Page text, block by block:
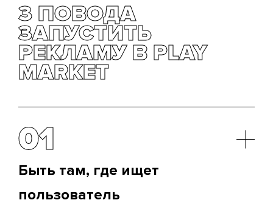
3 ПОВОДА
ЗАПУСТИТЬ
РЕКЛАМУ В PLAY
MARKET
01
Быть там, где ищет
пользователь